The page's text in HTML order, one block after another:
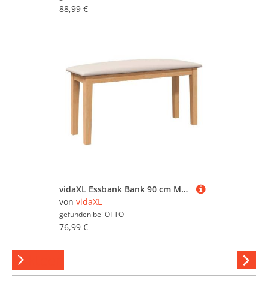
88,99 €
vidaXL Essbank Bank 90 cm Massivholz Gummibaum
von vidaXL
gefunden bei OTTO
76,99 €
Kakteen